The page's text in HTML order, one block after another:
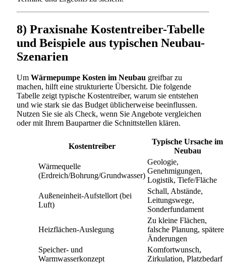
8) Praxisnahe Kostentreiber-Tabelle
und Beispiele aus typischen Neubau-
Szenarien
Um Wärmepumpe Kosten im Neubau greifbar zu
machen, hilft eine strukturierte Übersicht. Die folgende
Tabelle zeigt typische Kostentreiber, warum sie entstehen
und wie stark sie das Budget üblicherweise beeinflussen.
Nutzen Sie sie als Check, wenn Sie Angebote vergleichen
oder mit Ihrem Baupartner die Schnittstellen klären.
Kostentreiber
Typische Ursache im
Neubau
Wärmequelle
(Erdreich/Bohrung/Grundwasser)
Geologie,
Genehmigungen,
Logistik, Tiefe/Fläche
Außeneinheit-Aufstellort (bei
Luft)
Schall, Abstände,
Leitungswege,
Sonderfundament
Heizflächen-Auslegung
Zu kleine Flächen,
falsche Planung, spätere
Änderungen
Speicher- und
Warmwasserkonzept
Komfortwunsch,
Zirkulation, Platzbedarf